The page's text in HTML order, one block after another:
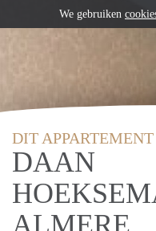
DIT
DAAN
We gebruiken